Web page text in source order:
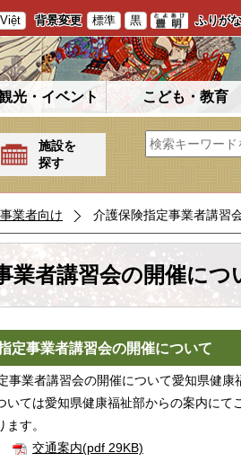
背景変更 標準 黒 ふりがな
光・イベント こども・教育
施設を
探す
業者向け 介護保険指定事業者講習
業者講習会の開催につ
定事業者講習会の開催について
事業者講習会の開催について愛知県健康
ては愛知県健康福祉部からの案内にて
す。
交通案内(pdf 29KB)